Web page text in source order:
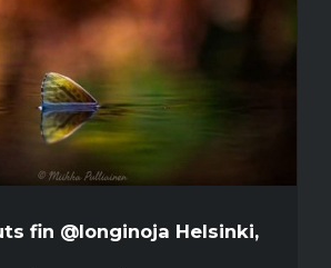
fin @longinoja Helsinki,